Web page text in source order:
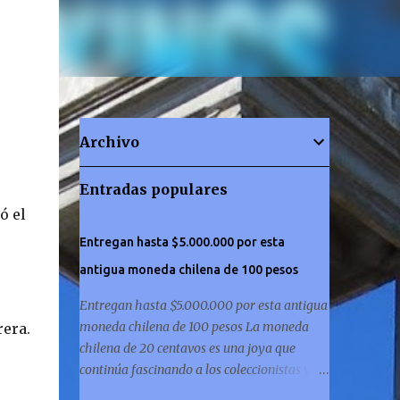
el
Archivo
Entradas populares
Entregan hasta $5.000.000 por esta
antigua moneda chilena de 100 pesos
Entregan hasta $5.000.000 por esta antigua
moneda chilena de 100 pesos La moneda
chilena de 20 centavos es una joya que
continúa fascinando a los coleccionistas y a